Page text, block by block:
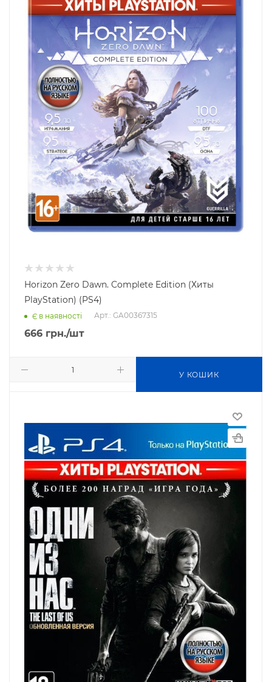
Horizon Zero Dawn. Complete Edition (Хиты
PlayStation) (PS4)
Є в наявності Арт.: GA00367315
666 грн./шт
У КОШИК